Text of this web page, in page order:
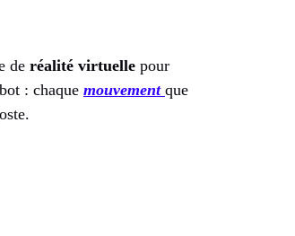
de réalité virtuelle pour
: chaque mouvement que